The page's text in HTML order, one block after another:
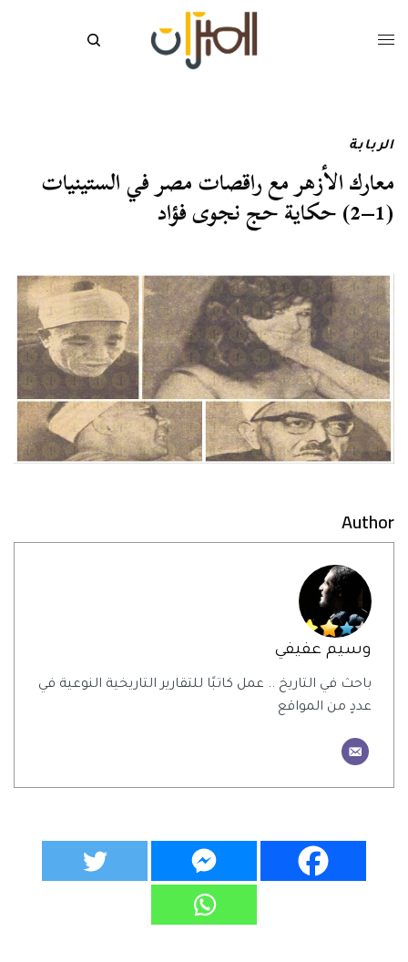
الربابة
معارك الأزهر مع راقصات مصر في الستينيات
(1–2) حكاية حج نجوى فؤاد
Author
وسيم عفيفي
باحث في التاريخ .. عمل كاتبًا للتقارير التاريخية النوعية في
عددٍ من المواقع